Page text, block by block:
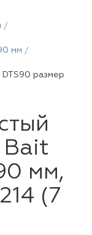
мм
DTS90 размер
Bait
мм,
(7